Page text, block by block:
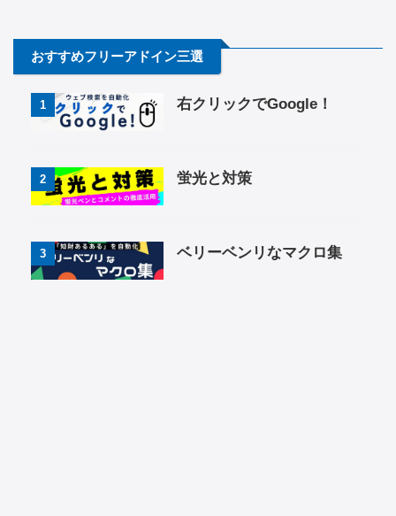
おすすめフリーアドイン三選
1 右クリックでGoogle！
2 蛍光と対策
3 ベリーベンリなマクロ集